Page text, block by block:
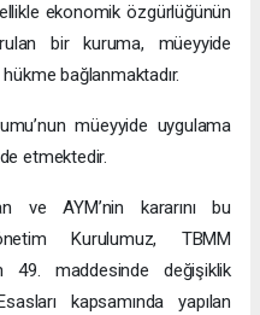
ekonomik özgürlüğünün
bir kuruma, müeyyide
bağlanmaktadır.
müeyyide uygulama
etmektedir.
ve AYM’nin kararını bu
Kurulumuz, TBMM
49. maddesinde değişiklik
kapsamında yapılan